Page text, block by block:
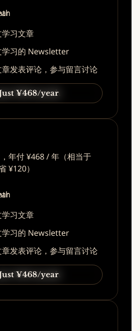
习文章
学习的 Newsletter
发表评论，参与留言讨论
¥49/month
¥468/year
年付 ¥468 / 年（相当于
¥120）
习文章
学习的 Newsletter
发表评论，参与留言讨论
¥49/month
¥468/year